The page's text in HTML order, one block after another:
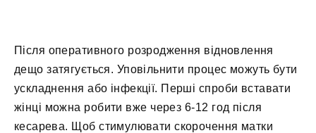
Після оперативного розродження відновлення
дещо затягується. Уповільнити процес можуть бути
ускладнення або інфекції. Перші спроби вставати
жінці можна робити вже через 6-12 год після
кесарева. Щоб стимулювати скорочення матки